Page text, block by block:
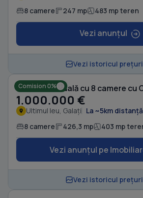
8 camere 247 mp 483 mp teren
Vezi anunțul
Vezi istoricul
Comision 0%
1.000.000 €
Ultimul leu, Galați La ~5km distanță
8 camere 426,3 mp 403 mp
Vezi anunțul pe
Vezi istoricul